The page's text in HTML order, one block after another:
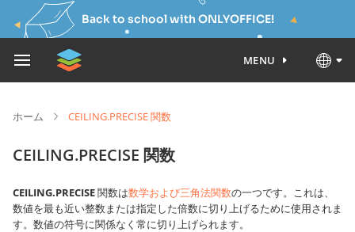
Back to school with ONLYOFFICE!
MENU
ホーム CEILING.PRECISE 関数
CEILING.PRECISE 関数
CEILING.PRECISE関数は数学および三角法関数の一つです。これは、
数値を最も近い整数または指定した倍数に切り上げるために使用されま
す。数値の符号に関係なく常に切り上げられます。